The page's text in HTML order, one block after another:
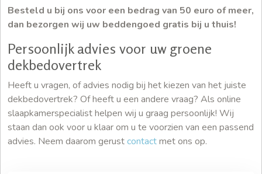
Besteld u bij ons voor een bedrag van 50 euro of meer,
dan bezorgen wij uw beddengoed gratis bij u thuis!
Persoonlijk advies voor uw groene
dekbedovertrek
Heeft u vragen, of advies nodig bij het kiezen van het juiste
dekbedovertrek? Of heeft u een andere vraag? Als online
slaapkamerspecialist helpen wij u graag persoonlijk! Wij
staan dan ook voor u klaar om u te voorzien van een passend
advies. Neem daarom gerustcontactmet ons op.